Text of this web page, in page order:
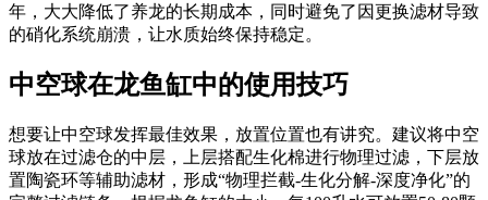
年，大大降低了养龙的长期成本，同时避免了因更换滤材导致
的硝化系统崩溃，让水质始终保持稳定。
中空球在龙鱼缸中的使用技巧
想要让中空球发挥最佳效果，放置位置也有讲究。建议将中空
球放在过滤仓的中层，上层搭配生化棉进行物理过滤，下层放
置陶瓷环等辅助滤材，形成“物理拦截-生化分解-深度净化”的